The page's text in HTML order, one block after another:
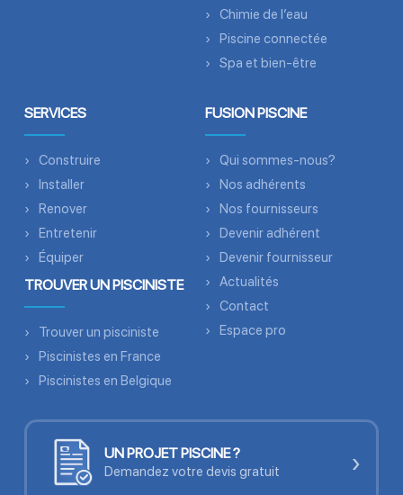
Chimie de l’eau
Piscine connectée
Spa et bien-être
SERVICES
Construire
Installer
Renover
Entretenir
Équiper
TROUVER UN PISCINISTE
Trouver un pisciniste
Piscinistes en France
Piscinistes en Belgique
FUSION PISCINE
Qui sommes-nous?
Nos adhérents
Nos fournisseurs
Devenir adhérent
Devenir fournisseur
Actualités
Contact
Espace pro
UN PROJET PISCINE ?
Demandez votre devis gratuit ›